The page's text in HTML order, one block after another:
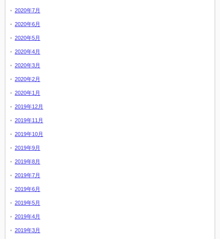
2020年7月
2020年6月
2020年5月
2020年4月
2020年3月
2020年2月
2020年1月
2019年12月
2019年11月
2019年10月
2019年9月
2019年8月
2019年7月
2019年6月
2019年5月
2019年4月
2019年3月